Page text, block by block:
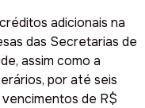
adicionais na
das Secretarias de
assim como a
por até seis
vencimentos de R$